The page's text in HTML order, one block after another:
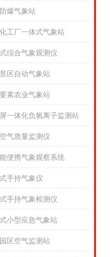
爆气象站
工厂一体式气象站
综合气象观测仪
区自动气象站
素农业气象站
一体化负氧离子监测站
气质量监测仪
便携气象观察系统
手持气象仪
手持气象检测仪
小型应急气象站
区空气监测站